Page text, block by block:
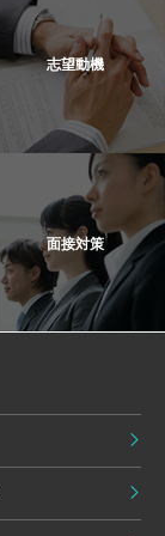
志望動機
面接対策